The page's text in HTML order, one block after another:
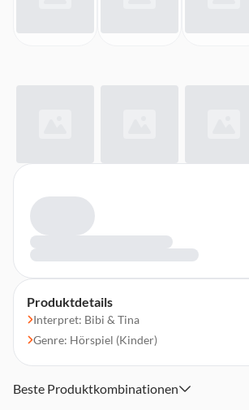
Produktdetails
Interpret: Bibi & Tina
Genre: Hörspiel (Kinder)
Beste Produktkombinationen